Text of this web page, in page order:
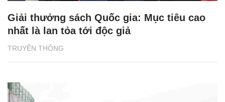
TRUYỀN THÔNG
Giải thưởng sách Quốc gia: Mục tiêu cao
nhất là lan tỏa tới độc giả